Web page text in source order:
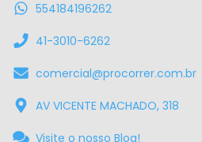
554184196262
41-3010-6262
comercial@procorrer.com.br
AV VICENTE MACHADO, 318
Visite o nosso Blog!